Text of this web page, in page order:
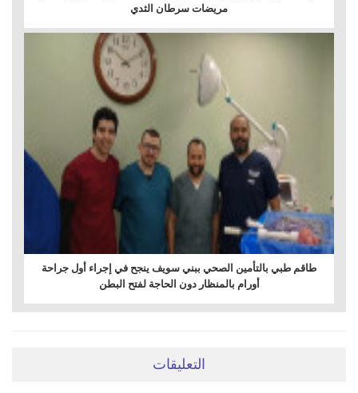
مريضات سرطان الثدي
طاقم طبي بالتأمين الصحي ببني سويف ينجح في إجراء أول جراحة
أورام بالمنظار دون الحاجة لفتح البطن
التعليقات